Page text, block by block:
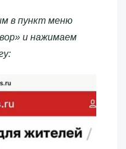
в пункт меню
и нажимаем